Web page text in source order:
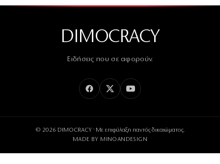
DIMOCRACY
Ειδήσεις που σε αφορούν.
© 2026 DIMOCRACY · Με επιφύλαξη παντός δικαιώματος.
MADE BY MINOANDESIGN